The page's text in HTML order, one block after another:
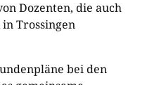
Dozenten, die auch
Trossingen
bei den